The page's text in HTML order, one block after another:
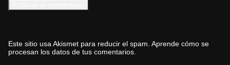
Este sitio usa Akismet para reducir el spam. Aprende cómo se
procesan los datos de tus comentarios.